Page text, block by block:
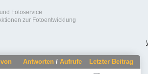
Fotoservice
zur Fotoentwicklung
Antworten / Aufrufe Letzter Beitrag